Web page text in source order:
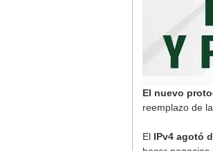
El nuevo
reemplazo de
El IPv4 agotó